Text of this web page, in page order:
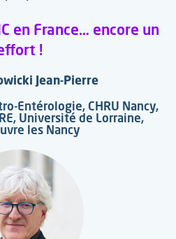
en France… encore un
!
Jean-Pierre
Entérologie, CHRU Nancy,
Université de Lorraine,
les Nancy